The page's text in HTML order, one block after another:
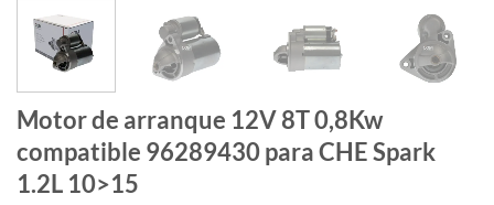
Motor de arranque 12V 8T 0,8Kw
compatible 96289430 para CHE Spark
1.2L 10>15